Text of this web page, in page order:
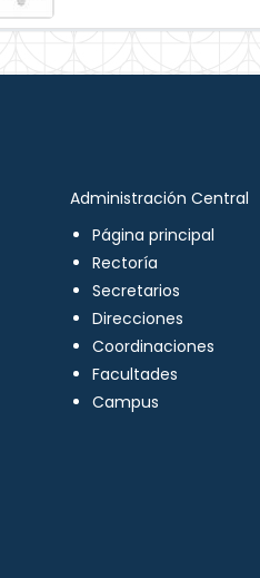
Administración Central
Página principal
Rectoría
Secretarios
Direcciones
Coordinaciones
Facultades
Campus